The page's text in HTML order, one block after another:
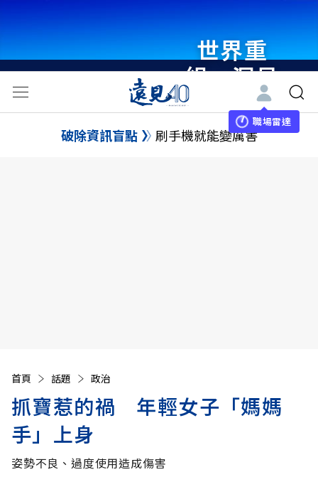
世界重
組・洞見
未來 與
世界領袖
職場雷達
破除資訊盲點 刷手機就能變厲害
首頁 話題 政治
抓寶惹的禍 年輕女子「媽媽
手」上身
姿勢不良、過度使用造成傷害